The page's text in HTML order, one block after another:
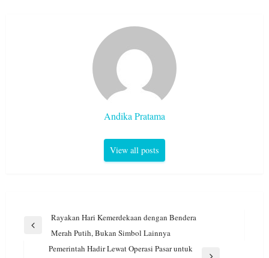
Andika Pratama
View all posts
Navigasi
Previous
Rayakan Hari Kemerdekaan dengan Bendera
Merah Putih, Bukan Simbol Lainnya
Pemerintah Hadir Lewat Operasi Pasar untuk